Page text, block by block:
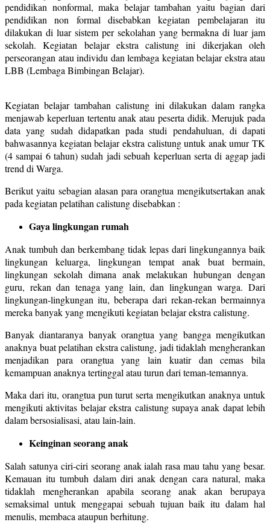
pendidikan nonformal, maka belajar tambahan yaitu bagian dari
pendidikan non formal disebabkan kegiatan pembelajaran itu
dilakukan di luar sistem per sekolahan yang bermakna di luar jam
sekolah. Kegiatan belajar ekstra calistung ini dikerjakan oleh
perseorangan atau individu dan lembaga kegiatan belajar ekstra atau
LBB (Lembaga Bimbingan Belajar).
Kegiatan belajar tambahan calistung ini dilakukan dalam rangka
menjawab keperluan tertentu anak atau peserta didik. Merujuk pada
data yang sudah didapatkan pada studi pendahuluan, di dapati
bahwasannya kegiatan belajar ekstra calistung untuk anak umur TK
(4 sampai 6 tahun) sudah jadi sebuah keperluan serta di aggap jadi
trend di Warga.
Berikut yaitu sebagian alasan para orangtua mengikutsertakan anak
pada kegiatan pelatihan calistung disebabkan :
Gaya lingkungan rumah
Anak tumbuh dan berkembang tidak lepas dari lingkungannya baik
lingkungan keluarga, lingkungan tempat anak buat bermain,
lingkungan sekolah dimana anak melakukan hubungan dengan
guru, rekan dan tenaga yang lain, dan lingkungan warga. Dari
lingkungan-lingkungan itu, beberapa dari rekan-rekan bermainnya
mereka banyak yang mengikuti kegiatan belajar ekstra calistung.
Banyak diantaranya banyak orangtua yang bangga mengikutkan
anaknya buat pelatihan ekstra calistung, jadi tidaklah mengherankan
menjadikan para orangtua yang lain kuatir dan cemas bila
kemampuan anaknya tertinggal atau turun dari teman-temannya.
Maka dari itu, orangtua pun turut serta mengikutkan anaknya untuk
mengikuti aktivitas belajar ekstra calistung supaya anak dapat lebih
dalam bersosialisasi, atau lain-lain.
Keinginan seorang anak
Salah satunya ciri-ciri seorang anak ialah rasa mau tahu yang besar.
Kemauan itu tumbuh dalam diri anak dengan cara natural, maka
tidaklah mengherankan apabila seorang anak akan berupaya
semaksimal untuk menggapai sebuah tujuan baik itu dalam hal
menulis, membaca ataupun berhitung.